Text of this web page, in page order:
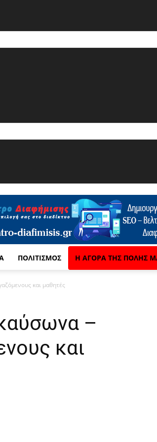
ΠΟΛΙΤΙΣΜΌΣ Η ΑΓΟΡΆ ΤΗΣ ΠΌΛΗΣ
και μαθητές
–
και